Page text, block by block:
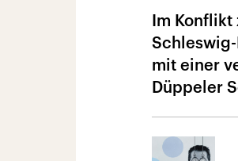
Im Konflikt
mit einer
Düppeler